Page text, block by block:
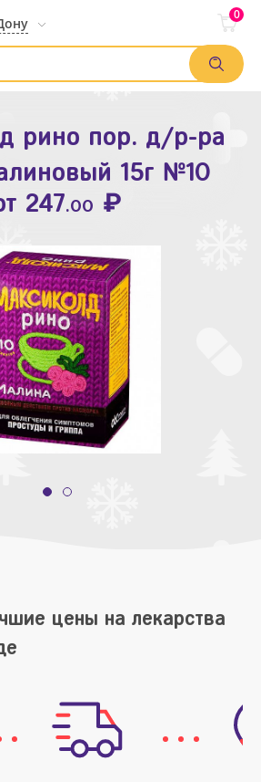
0
рино пор. д/р-ра
15г №10
247.00 ₽
п.п.о. 10мг №10
109.80 ₽
цены на лекарства